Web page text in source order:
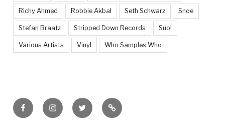
Richy Ahmed Robbie Akbal Seth Schwarz Snoe
Stefan Braatz Stripped Down Records Suol
Various Artists Vinyl Who Samples Who
FacebookInstagramTwitter Feed